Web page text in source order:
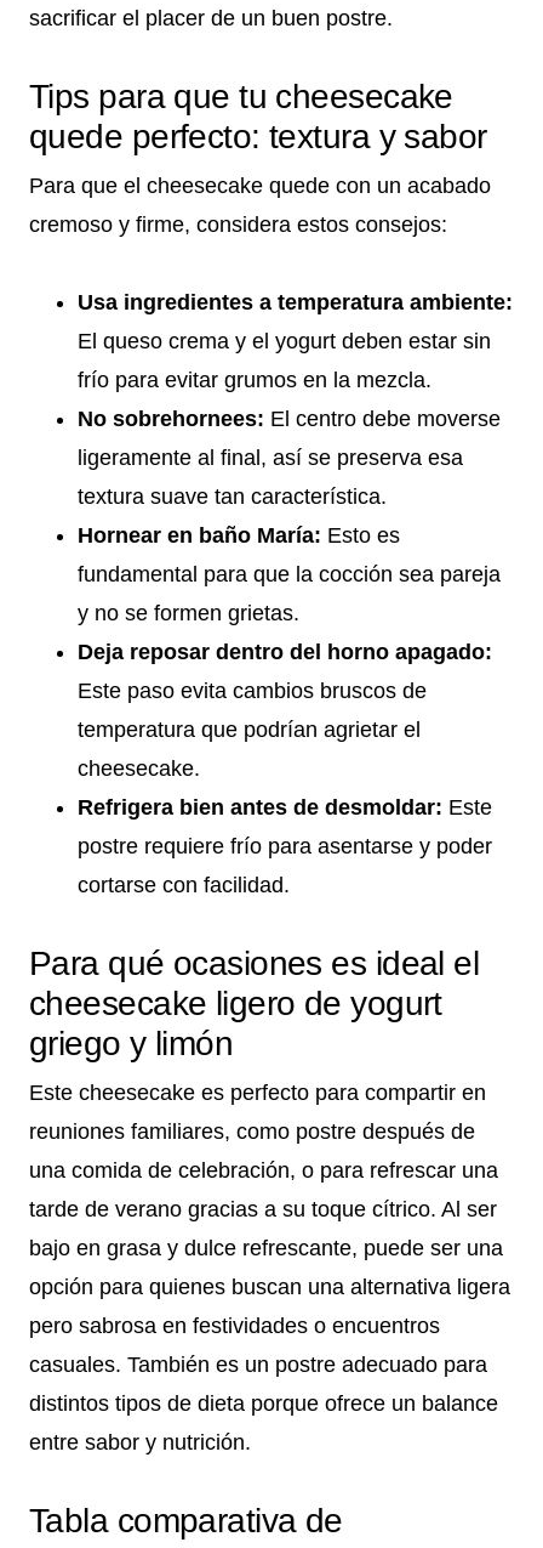
sacrificar el placer de un buen postre.
Tips para que tu cheesecake
quede perfecto: textura y sabor
Para que el cheesecake quede con un acabado
cremoso y firme, considera estos consejos:
Usa ingredientes a temperatura ambiente:
El queso crema y el yogurt deben estar sin
frío para evitar grumos en la mezcla.
No sobrehornees: El centro debe moverse
ligeramente al final, así se preserva esa
textura suave tan característica.
Hornear en baño María: Esto es
fundamental para que la cocción sea pareja
y no se formen grietas.
Deja reposar dentro del horno apagado:
Este paso evita cambios bruscos de
temperatura que podrían agrietar el
cheesecake.
Refrigera bien antes de desmoldar: Este
postre requiere frío para asentarse y poder
cortarse con facilidad.
Para qué ocasiones es ideal el
cheesecake ligero de yogurt
griego y limón
Este cheesecake es perfecto para compartir en
reuniones familiares, como postre después de
una comida de celebración, o para refrescar una
tarde de verano gracias a su toque cítrico. Al ser
bajo en grasa y dulce refrescante, puede ser una
opción para quienes buscan una alternativa ligera
pero sabrosa en festividades o encuentros
casuales. También es un postre adecuado para
distintos tipos de dieta porque ofrece un balance
entre sabor y nutrición.
Tabla comparativa de